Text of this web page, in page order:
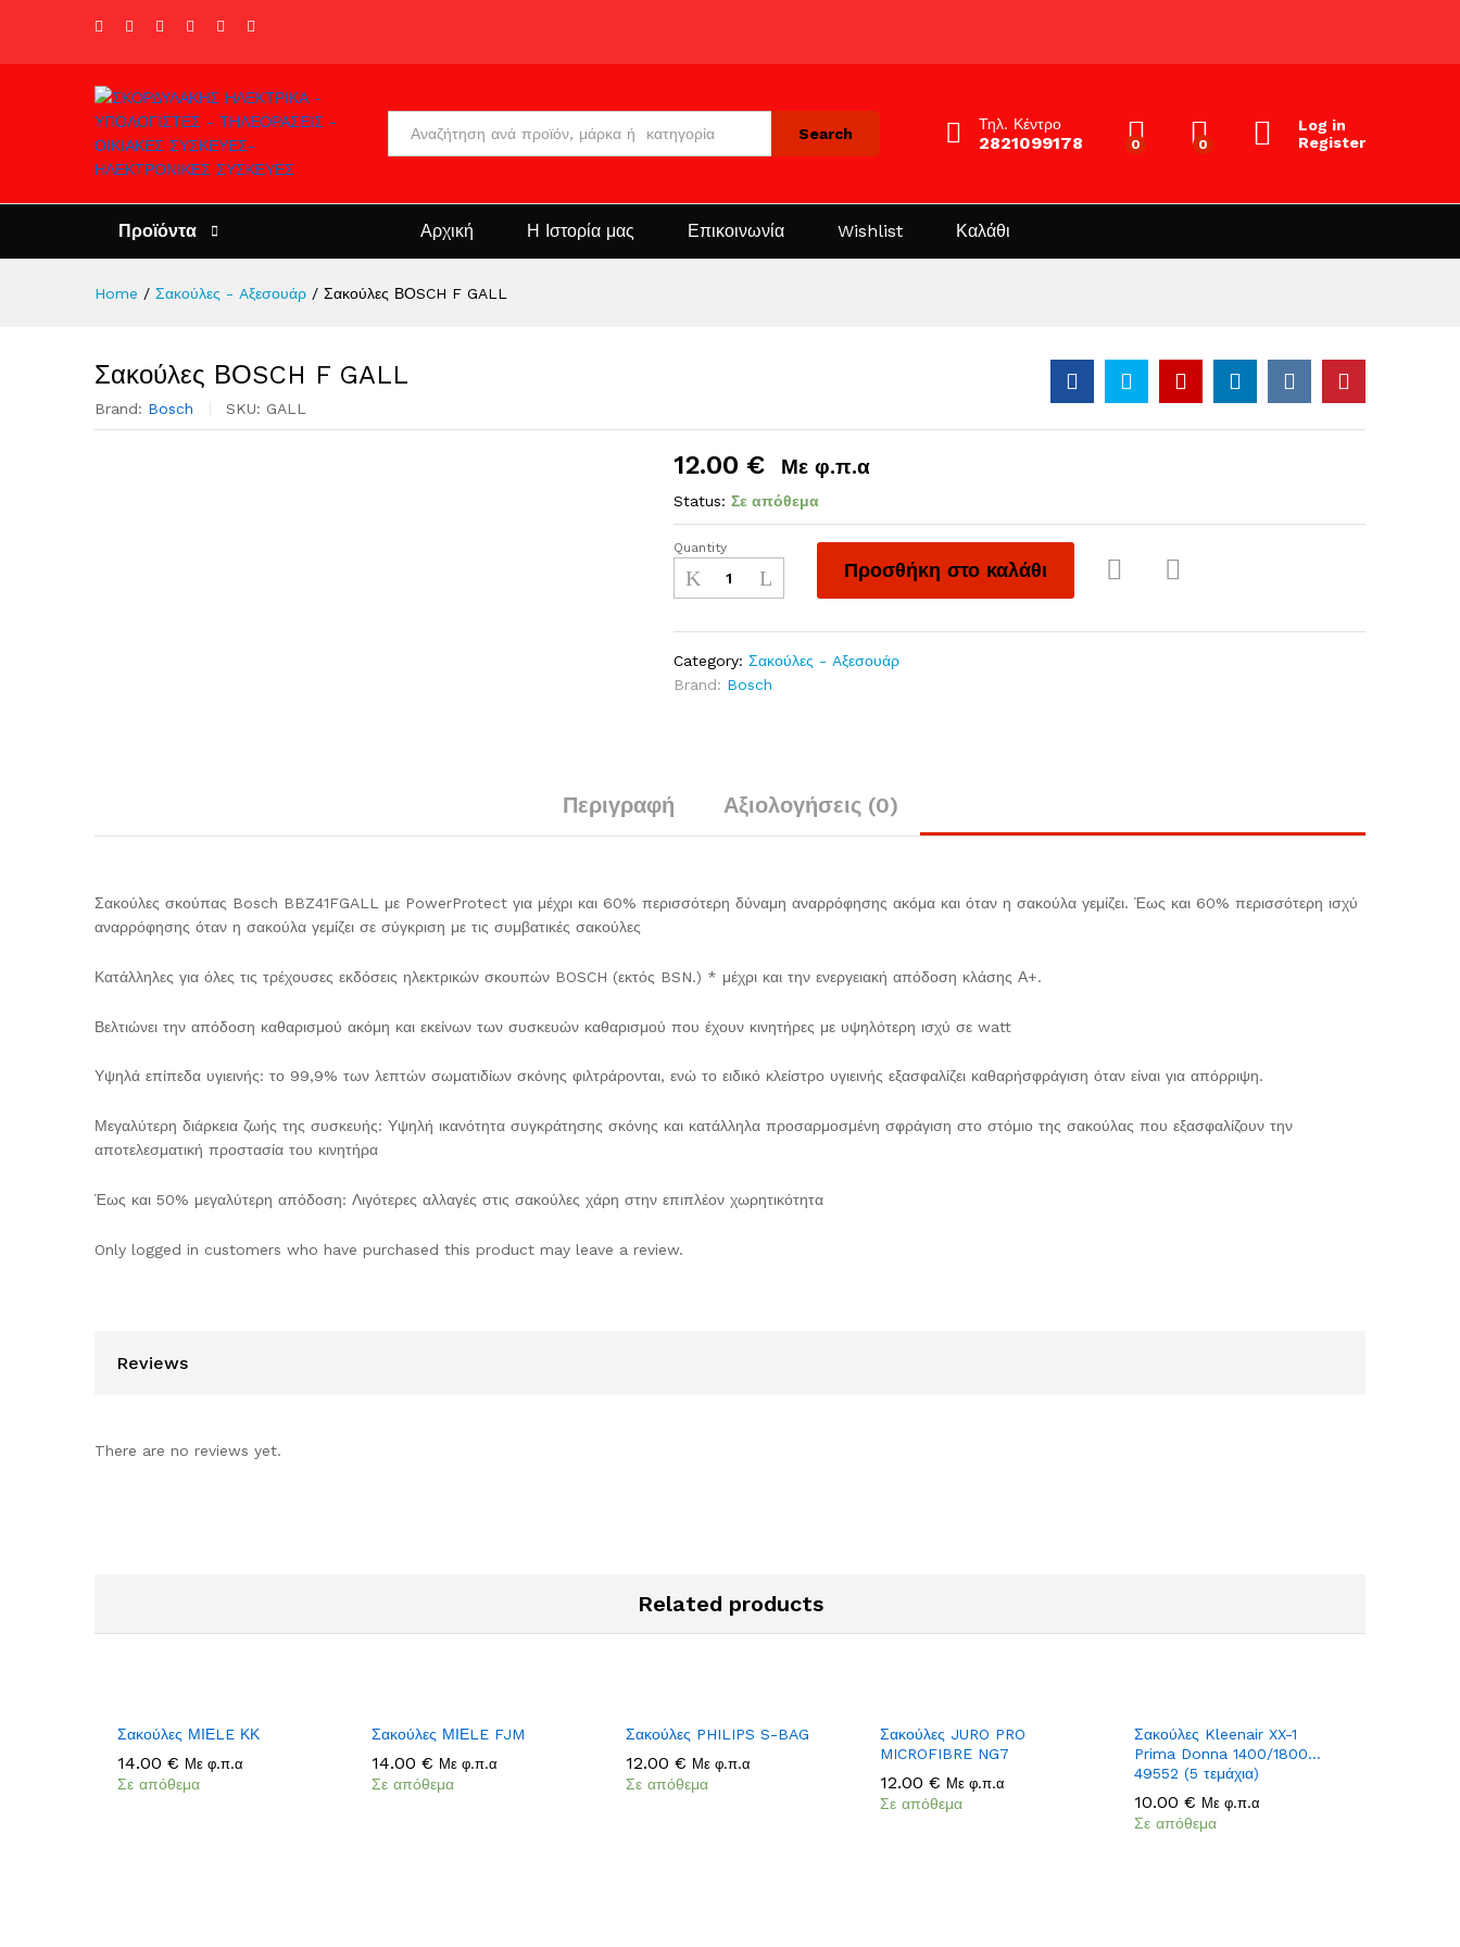
Search
Τηλ. Κέντρο
2821099178 0 0
Log in
Register
Προϊόντα Αρχική Η Ιστορία μας Επικοινωνία Wishlist Καλάθι
Home / Σακούλες - Aξεσουάρ / Σακούλες ΒΟSCH F GALL
Σακούλες ΒΟSCH F GALL
Brand: Bosch SKU: GALL
12.00 € Με φ.π.α
Status: Σε απόθεμα
Quantity
Προσθήκη στο καλάθι
Category:Σακούλες - Aξεσουάρ
Brand: Bosch
Περιγραφή Αξιολογήσεις (0)
Σακούλες σκούπας Bosch BBZ41FGALL με PowerProtect για μέχρι και 60% περισσότερη δύναμη αναρρόφησης ακόμα και όταν η σακούλα γεμίζει. Έως και 60% περισσότερη ισχύ
αναρρόφησης όταν η σακούλα γεμίζει σε σύγκριση με τις συμβατικές σακούλες
Κατάλληλες για όλες τις τρέχουσες εκδόσεις ηλεκτρικών σκουπών BOSCH (εκτός BSN.) * μέχρι και την ενεργειακή απόδοση κλάσης Α+.
Βελτιώνει την απόδοση καθαρισμού ακόμη και εκείνων των συσκευών καθαρισμού που έχουν κινητήρες με υψηλότερη ισχύ σε watt
Υψηλά επίπεδα υγιεινής: το 99,9% των λεπτών σωματιδίων σκόνης φιλτράρονται, ενώ το ειδικό κλείστρο υγιεινής εξασφαλίζει καθαρήσφράγιση όταν είναι για απόρριψη.
Μεγαλύτερη διάρκεια ζωής της συσκευής: Υψηλή ικανότητα συγκράτησης σκόνης και κατάλληλα προσαρμοσμένη σφράγιση στο στόμιο της σακούλας που εξασφαλίζουν την
αποτελεσματική προστασία του κινητήρα
Έως και 50% μεγαλύτερη απόδοση: Λιγότερες αλλαγές στις σακούλες χάρη στην επιπλέον χωρητικότητα
Only logged in customers who have purchased this product may leave a review.
Reviews
There are no reviews yet.
Related products
Add
Σακούλες ΜΙΕLE ΚΚ
14.00 € Με φ.π.α
Σε απόθεμα
14.00 €
Add
Σακούλες ΜΙΕLE FJM
14.00 € Με φ.π.α
Σε απόθεμα
14.00 €
Add
Σακούλες PHILIPS S-BAG
12.00 € Με φ.π.α
Σε απόθεμα
12.00 €
Add
to
Wish
Σακούλες JURO PRO
MICROFIBRE NG7
12.00 € Με φ.π.α
Σε απόθεμα
12.00 €
Add
to
Wish
list
Σακούλες Kleenair XX-1
Prima Donna 1400/1800…
49552 (5 τεμάχια)
10.00 € Με φ.π.α
Σε απόθεμα
10.00 €